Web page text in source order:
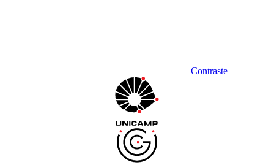
Contraste